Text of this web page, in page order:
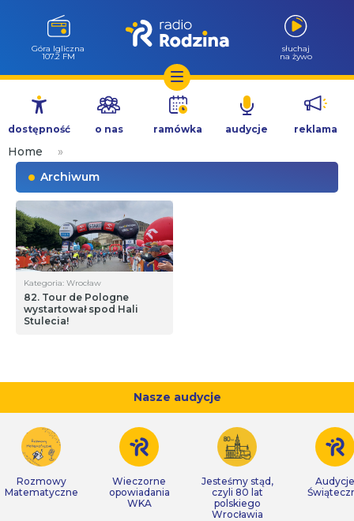
Przejdź
treści
Góra Igliczna
107.2 FM
słuchaj
na żywo
dostępność o nas ramówka audycje reklama
Home
»
Archiwum
Kategoria: Wrocław
82. Tour de Pologne
wystartował spod Hali
Stulecia!
Nasze audycje
Rozmowy
Matematyczne
Wieczorne
opowiadania
WKA
Jesteśmy stąd,
czyli 80 lat
polskiego
Wrocławia
Audycje